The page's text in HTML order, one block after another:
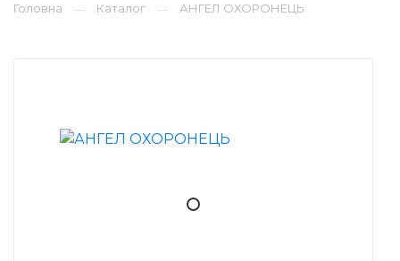
Головна — Каталог — АНГЕЛ ОХОРОНЕЦЬ